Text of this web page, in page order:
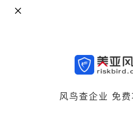
风鸟查企业 免费